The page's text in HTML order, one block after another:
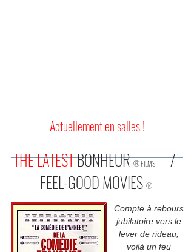
Actuellement en salles!
THE LATESTBONHEUR ® FILMS
/
FEEL-GOOD MOVIES ®
Compte à rebours
jubilatoire vers le
lever de rideau,
voilà un feu